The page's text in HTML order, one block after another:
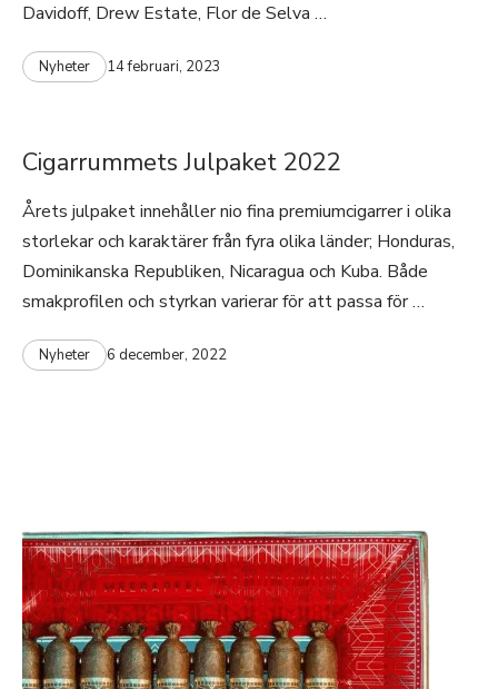
Davidoff, Drew Estate, Flor de Selva …
Nyheter 14 februari, 2023
Cigarrummets Julpaket 2022
Årets julpaket innehåller nio fina premiumcigarrer i olika
storlekar och karaktärer från fyra olika länder; Honduras,
Dominikanska Republiken, Nicaragua och Kuba. Både
smakprofilen och styrkan varierar för att passa för …
Nyheter 6 december, 2022